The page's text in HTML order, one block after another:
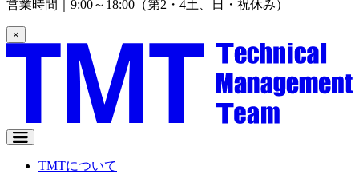
営業時間｜9:00～18:00（第2・4土、日・祝休み）
×
TMTについて